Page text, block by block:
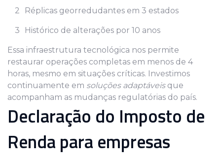
Réplicas georredudantes em 3 estados
Histórico de alterações por 10 anos
Essa infraestrutura tecnológica nos permite
restaurar operações completas em menos de 4
horas, mesmo em situações críticas. Investimos
continuamente em soluções adaptáveisque
acompanham as mudanças regulatórias do país.
Declaração do Imposto de
Renda para empresas